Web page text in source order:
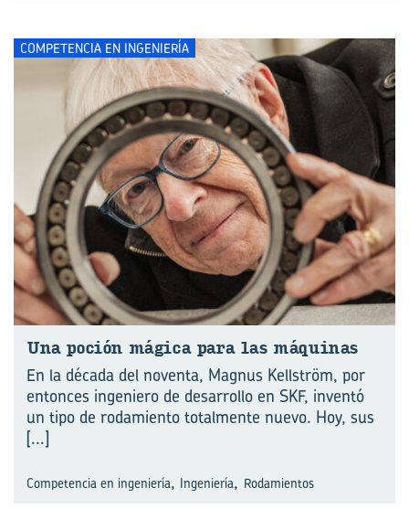
COMPETENCIA EN INGENIERÍA
Una po­ción má­gi­ca para las má­qui­nas
En la década del noventa, Magnus Kellström, por
entonces ingeniero de desarrollo en SKF, inventó
un tipo de rodamiento totalmente nuevo. Hoy, sus
[...]
Competencia en ingeniería, Ingeniería, Rodamientos